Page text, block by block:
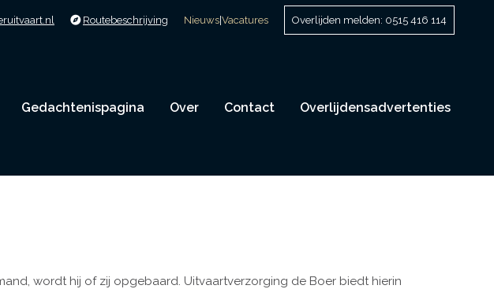
Routebeschrijving Nieuws Vacatures Overlijden melden: 0515 416 114
Gedachtenispagina Over Contact Overlijdensadvertenties
wordt hij of zij opgebaard. Uitvaartverzorging de Boer biedt hierin